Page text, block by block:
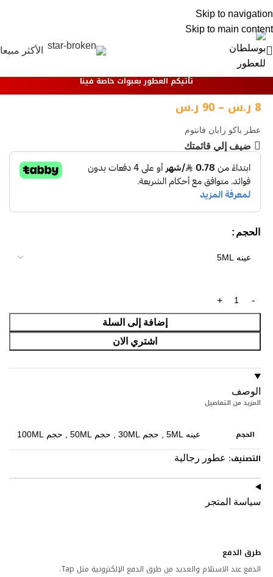
Skip to navigation
Skip to main content
الأكثر مبيعا
تأتيكم العطور بعبوات خاصة فينا
عطر باكو رابان فانتوم
8 ر.س –
90 ر.س
ضيف إلي قائمتك
الحجم
إضافة إلى السلة
اشتري الان
الوصف
المزيد من التفاصيل
الحجم عينه 5ML , حجم 30ML , حجم 50ML , حجم 100ML
التصنيف: عطور رجالية
سياسة المتجر
طرق الدفع
الدفع عند الاستلام والعديد من طرق الدفع الإلكترونية مثل Tap.